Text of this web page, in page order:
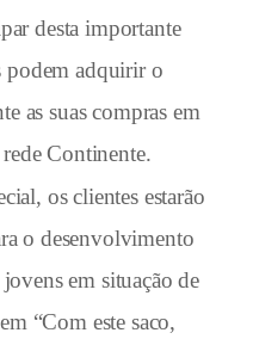
desta importante
podem adquirir o
as suas compras em
Continente.
os clientes estarão
o desenvolvimento
em situação de
“Com este saco,